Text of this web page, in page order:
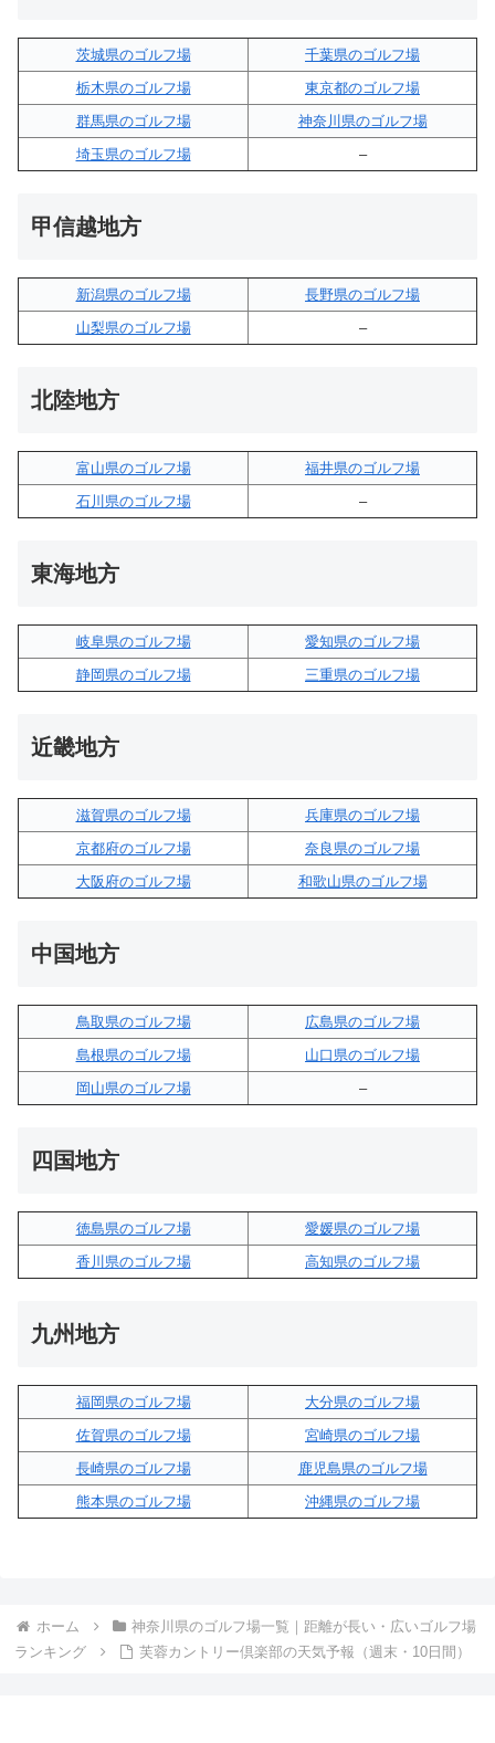
茨城県のゴルフ場
千葉県のゴルフ場
栃木県のゴルフ場
東京都のゴルフ場
群馬県のゴルフ場
神奈川県のゴルフ場
埼玉県のゴルフ場
–
甲信越地方
新潟県のゴルフ場
長野県のゴルフ場
山梨県のゴルフ場
–
北陸地方
富山県のゴルフ場
福井県のゴルフ場
石川県のゴルフ場
–
東海地方
岐阜県のゴルフ場
愛知県のゴルフ場
静岡県のゴルフ場
三重県のゴルフ場
近畿地方
滋賀県のゴルフ場
兵庫県のゴルフ場
京都府のゴルフ場
奈良県のゴルフ場
大阪府のゴルフ場
和歌山県のゴルフ場
中国地方
鳥取県のゴルフ場
広島県のゴルフ場
島根県のゴルフ場
山口県のゴルフ場
岡山県のゴルフ場
–
四国地方
徳島県のゴルフ場
愛媛県のゴルフ場
香川県のゴルフ場
高知県のゴルフ場
九州地方
福岡県のゴルフ場
大分県のゴルフ場
佐賀県のゴルフ場
宮崎県のゴルフ場
長崎県のゴルフ場
鹿児島県のゴルフ場
熊本県のゴルフ場
沖縄県のゴルフ場
ホーム
神奈川県のゴルフ場一覧｜距離が長い・広いゴルフ場
ランキング
芙蓉カントリー倶楽部の天気予報（週末・10日間）